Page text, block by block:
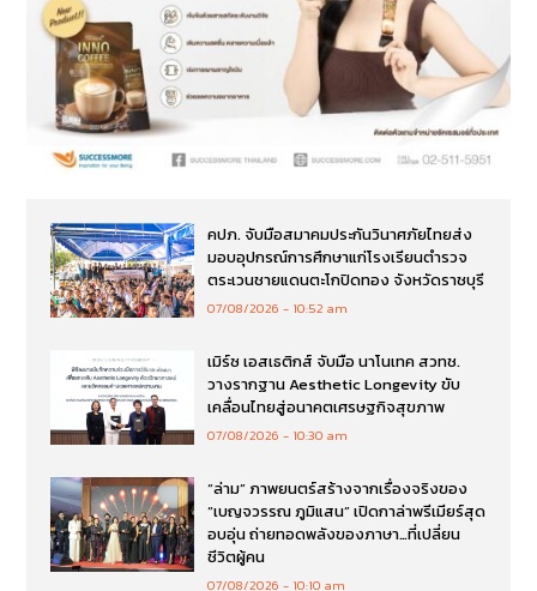
คปภ. จับมือสมาคมประกันวินาศภัยไทยส่ง
มอบอุปกรณ์การศึกษาแก่โรงเรียนตำรวจ
ตระเวนชายแดนตะโกปิดทอง จังหวัดราชบุรี
07/08/2026 10:52 am
เมิร์ซ เอสเธติกส์ จับมือ นาโนเทค สวทช.
วางรากฐาน Aesthetic Longevity ขับ
เคลื่อนไทยสู่อนาคตเศรษฐกิจสุขภาพ
07/08/2026 10:30 am
“ล่าม” ภาพยนตร์สร้างจากเรื่องจริงของ
“เบญจวรรณ ภูมิแสน” เปิดกาล่าพรีเมียร์สุด
อบอุ่น ถ่ายทอดพลังของภาษา…ที่เปลี่ยน
ชีวิตผู้คน
07/08/2026 10:10 am